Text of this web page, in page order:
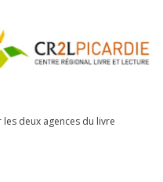
deux agences du livre